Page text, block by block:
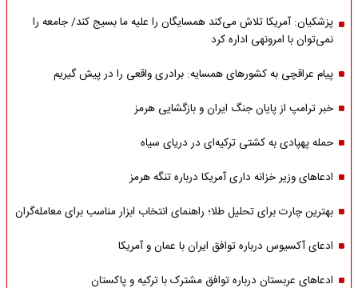
پزشکیان: آمریکا تلاش می‌کند همسایگان را علیه ما بسیج کند/ جامعه را
نمی‌توان با امرونهی اداره کرد
پیام عراقچی به کشورهای همسایه: برادری واقعی را در پیش گیریم
خبر ترامپ از پایان جنگ ایران و بازگشایی هرمز
حمله پهپادی به کشتی ترکیه‌ای در دریای سیاه
ادعاهای وزیر خزانه داری آمریکا درباره تنگه هرمز
بهترین چارت برای تحلیل طلا؛ راهنمای انتخاب ابزار مناسب برای معامله‌گران
ادعای آکسیوس درباره توافق ایران با عمان و آمریکا
ادعاهای عربستان درباره توافق مشترک با ترکیه و پاکستان